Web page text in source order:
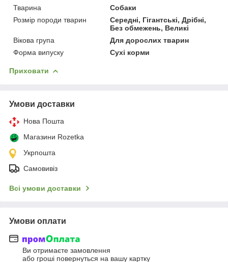
Тварина
Собаки
Розмір породи тварин
Середні, Гігантські, Дрібні,
Без обмежень, Великі
Вікова група
Для дорослих тварин
Форма випуску
Сухі корми
Приховати
Умови доставки
Нова Пошта
Магазини Rozetka
Укрпошта
Самовивіз
Всі умови доставки
Умови оплати
Ви отримаєте замовлення
або гроші повернуться на вашу картку